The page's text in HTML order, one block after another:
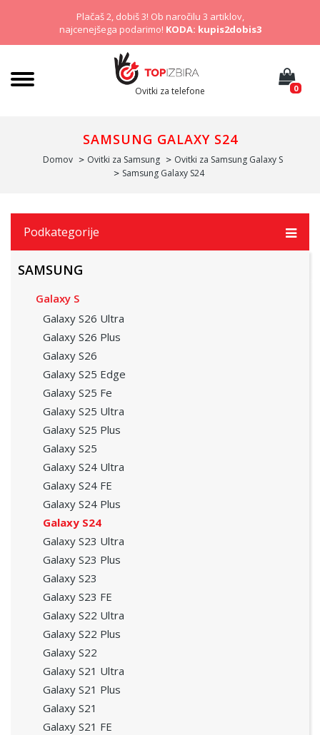
Plačaš 2, dobiš 3! Ob naročilu 3 artiklov,
najcenejšega podarimo! KODA: kupis2dobis3
Ovitki za telefone 0
SAMSUNG GALAXY S24
Domov Ovitki za Samsung
Ovitki za Samsung Galaxy S
Samsung Galaxy S24
Podkategorije
SAMSUNG
Galaxy S
Galaxy S26 Ultra
Galaxy S26 Plus
Galaxy S26
Galaxy S25 Edge
Galaxy S25 Fe
Galaxy S25 Ultra
Galaxy S25 Plus
Galaxy S25
Galaxy S24 Ultra
Galaxy S24 FE
Galaxy S24 Plus
Galaxy S24
Galaxy S23 Ultra
Galaxy S23 Plus
Galaxy S23
Galaxy S23 FE
Galaxy S22 Ultra
Galaxy S22 Plus
Galaxy S22
Galaxy S21 Ultra
Galaxy S21 Plus
Galaxy S21
Galaxy S21 FE